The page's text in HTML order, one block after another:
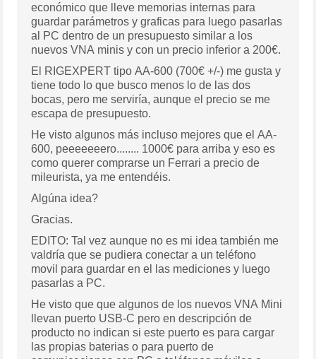
económico que lleve memorias internas para
guardar parámetros y graficas para luego pasarlas
al PC dentro de un presupuesto similar a los
nuevos VNA minis y con un precio inferior a 200€.
El RIGEXPERT tipo AA-600 (700€ +/-) me gusta y
tiene todo lo que busco menos lo de las dos
bocas, pero me serviría, aunque el precio se me
escapa de presupuesto.
He visto algunos más incluso mejores que el AA-
600, peeeeeeero........ 1000€ para arriba y eso es
como querer comprarse un Ferrari a precio de
mileurista, ya me entendéis.
Algúna idea?
Gracias.
EDITO: Tal vez aunque no es mi idea también me
valdría que se pudiera conectar a un teléfono
movil para guardar en el las mediciones y luego
pasarlas a PC.
He visto que que algunos de los nuevos VNA Mini
llevan puerto USB-C pero en descripción de
producto no indican si este puerto es para cargar
las propias baterias o para puerto de